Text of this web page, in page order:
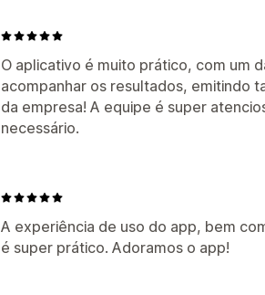
O aplicativo é muito prático, com um
acompanhar os resultados, emitindo
da empresa! A equipe é super
necessário.
A experiência de uso do app, bem
é super prático. Adoramos o app!